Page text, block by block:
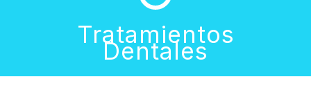
INVISALIGN
Tratamientos
Dentales